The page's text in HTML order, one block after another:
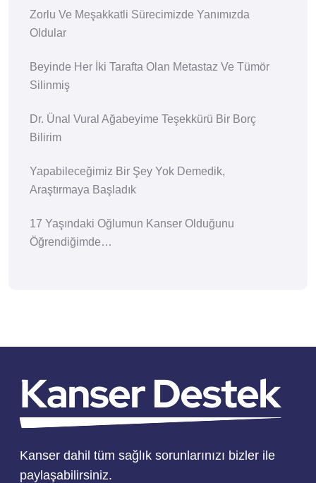
Zorlu Ve Meşakkatli Sürecimizde Yanımızda
Oldular
Beyinde Her İki Tarafta Olan Metastaz Ve Tümör
Silinmiş
Dr. Ünal Vural Ağabeyime Teşekkürü Bir Borç
Bilirim
Yapabileceğimiz Bir Şey Yok Demedik,
Araştırmaya Başladık
17 Yaşındaki Oğlumun Kanser Olduğunu
Öğrendiğimde…
Kanser dahil tüm sağlık sorunlarınızı bizler ile
paylaşabilirsiniz.